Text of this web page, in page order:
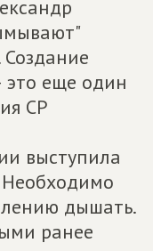
Создание
это еще один
СР
выступила
Необходимо
дышать.
ранее